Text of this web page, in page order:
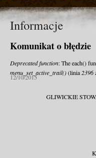
Informacje
Komunikat o błędzie
Deprecated function: The each()
menu_set_active_trail()(linia 2396
12/10/2015
GLIWICKIE